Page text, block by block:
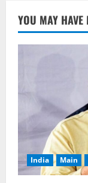
YOU MAY HAVE
India Main